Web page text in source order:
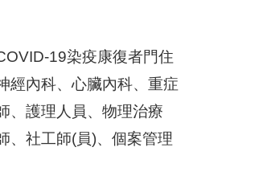
19染疫康復者門住
經內科、心臟內科、重症
、護理人員、物理治療
、社工師(員)、個案管理